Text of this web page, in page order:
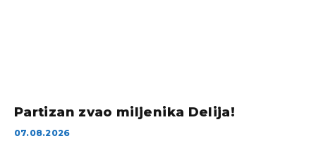
Partizan zvao miljenika Delija!
07.08.2026